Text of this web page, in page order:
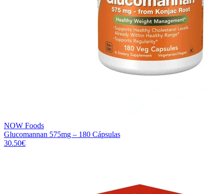
NOW Foods
Glucomannan 575mg – 180 Cápsulas
30.50€